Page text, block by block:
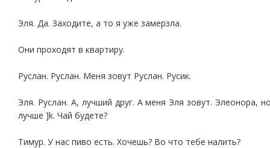
Эля. Да. Заходите, а то я уже замерзла.
Они проходят в квартиру.
Руслан. Руслан. Меня зовут Руслан. Русик.
Эля. Руслан. А, лучший друг. А меня Эля зовут. Элеонора,
лучше ]k. Чай будете?
Тимур. У нас пиво есть. Хочешь? Во что тебе налить?